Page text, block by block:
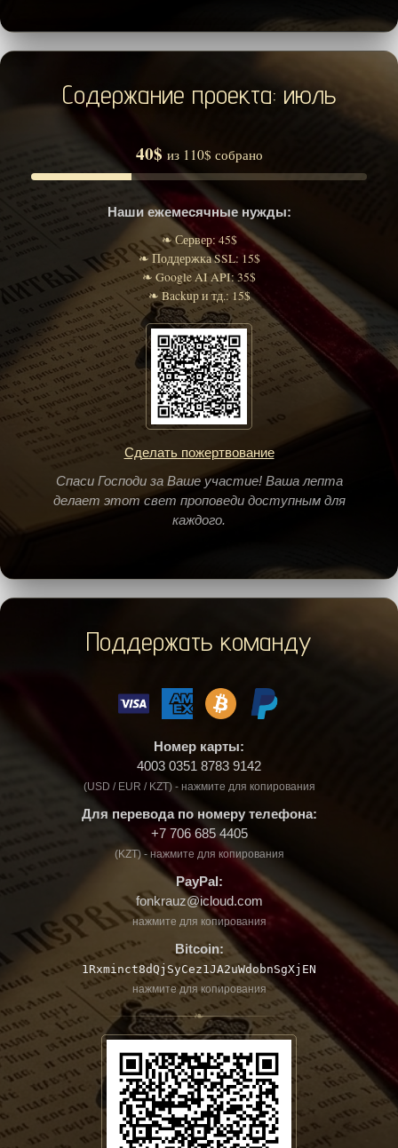
Содержание проекта: июль
40$ из 110$ собрано
Наши ежемесячные нужды:
❧ Сервер: 45$
❧ Поддержка SSL: 15$
❧ Google AI API: 35$
❧ Backup и тд.: 15$
Сделать пожертвование
Спаси Господи за Ваше участие! Ваша лепта
делает этот свет проповеди доступным для
каждого.
Поддержать команду
Номер карты:
4003 0351 8783 9142
(USD / EUR / KZT) - нажмите для копирования
Для перевода по номеру телефона:
+7 706 685 4405
(KZT) - нажмите для копирования
PayPal:
fonkrauz@icloud.com
нажмите для копирования
Bitcoin:
1Rxminct8dQjSyCez1JA2uWdobnSgXjEN
нажмите для копирования
❧